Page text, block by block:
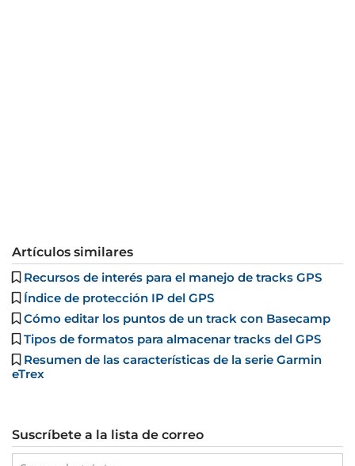
Artículos similares
Recursos de interés para el manejo de tracks GPS
Índice de protección IP del GPS
Cómo editar los puntos de un track con Basecamp
Tipos de formatos para almacenar tracks del GPS
Resumen de las características de la serie Garmin
eTrex
Suscríbete a la lista de correo